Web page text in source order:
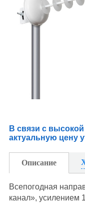
В связи с
актуальную цену
Описание
Всепогодная
канал», усилением